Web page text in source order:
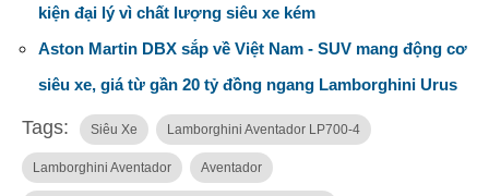
kiện đại lý vì chất lượng siêu xe kém
Aston Martin DBX sắp về Việt Nam - SUV mang động cơ
siêu xe, giá từ gần 20 tỷ đồng ngang Lamborghini Urus
Tags: Siêu Xe Lamborghini Aventador LP700-4
Lamborghini Aventador Aventador